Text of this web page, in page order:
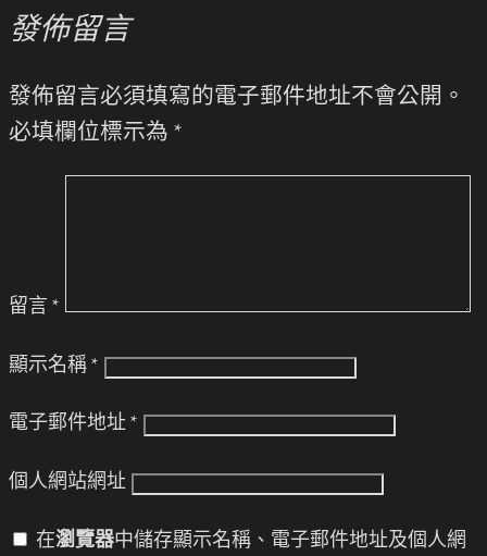
發佈留言
發佈留言必須填寫的電子郵件地址不會公開。
必填欄位標示為 *
留言 *
顯示名稱 *
電子郵件地址 *
個人網站網址
在瀏覽器中儲存顯示名稱、電子郵件地址及個人網